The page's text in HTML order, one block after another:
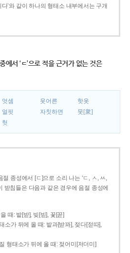
’와 같이 하나의 형태소 내부에서는 구개
에서 ‘ㄷ’으로 적을 근거가 없는 것은
엇셈 웃어른
핫옷
얼핏 자칫하면
뭇[衆]
헛
절 종성에서 [ㄷ]으로 소리 나는 ‘ㄷ, ㅅ, ㅆ,
받침들은 다음과 같은 경우에 음절 종성에
때: 밭[받], 빚[빋], 꽃[꼳]
소가 뒤에 올 때: 밭과[받꽈], 젖다[젇따],
형태소가 뒤에 올 때: 젖어미[저더미]